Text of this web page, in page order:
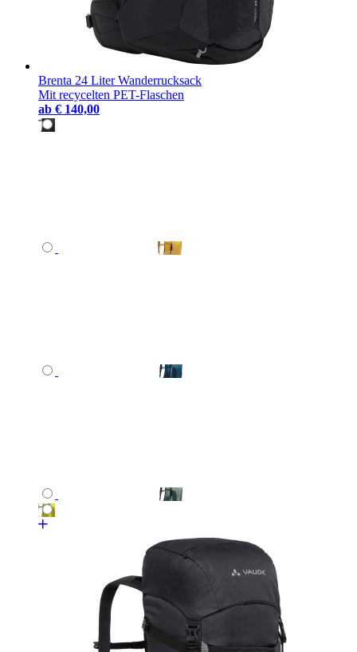
Brenta 24 Liter Wanderrucksack
Mit recycelten PET-Flaschen
ab € 140,00